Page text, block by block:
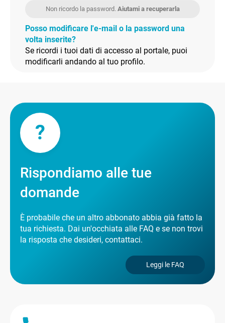
Non ricordo la password. Aiutami a recuperarla
Posso modificare l'e-mail o la password una
volta inserite?
Se ricordi i tuoi dati di accesso al portale, puoi
modificarli andando al tuo profilo.
?
Rispondiamo alle tue
domande
È probabile che un altro abbonato abbia già fatto la
tua richiesta. Dai un'occhiata alle FAQ e se non trovi
la risposta che desideri, contattaci.
Leggi le FAQ